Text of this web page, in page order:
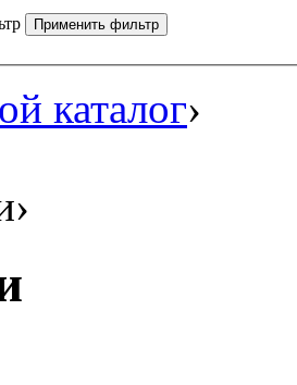
каталог›
›